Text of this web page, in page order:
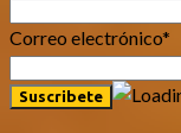
Correo electrónico*